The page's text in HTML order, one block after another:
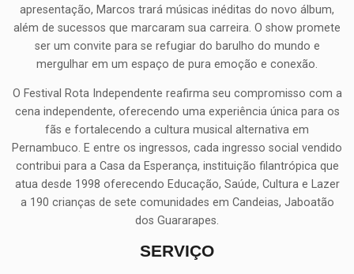
apresentação, Marcos trará músicas inéditas do novo álbum,
além de sucessos que marcaram sua carreira. O show promete
ser um convite para se refugiar do barulho do mundo e
mergulhar em um espaço de pura emoção e conexão.
O Festival Rota Independente reafirma seu compromisso com a
cena independente, oferecendo uma experiência única para os
fãs e fortalecendo a cultura musical alternativa em
Pernambuco. E entre os ingressos, cada ingresso social vendido
contribui para a Casa da Esperança, instituição filantrópica que
atua desde 1998 oferecendo Educação, Saúde, Cultura e Lazer
a 190 crianças de sete comunidades em Candeias, Jaboatão
dos Guararapes.
SERVIÇO